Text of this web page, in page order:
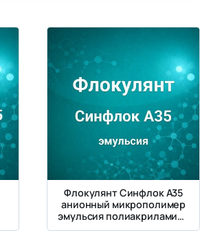
Флокулянт Синфлок А35
анионный микрополимер
эмульсия полиакриламида
32–36%